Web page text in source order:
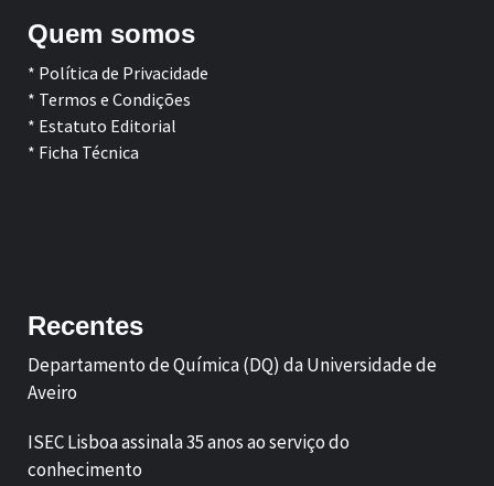
Quem somos
* Política de Privacidade
* Termos e Condições
* Estatuto Editorial
* Ficha Técnica
Recentes
Departamento de Química (DQ) da Universidade de
Aveiro
ISEC Lisboa assinala 35 anos ao serviço do
conhecimento